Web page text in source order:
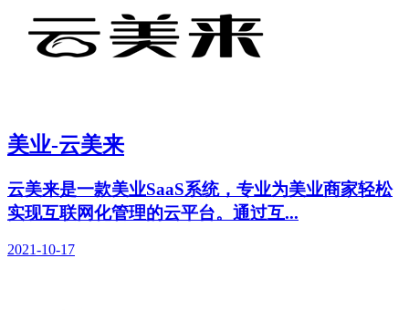
美业-云美来
云美来是一款美业SaaS系统，专业为美业商家轻松
实现互联网化管理的云平台。通过互...
2021-10-17